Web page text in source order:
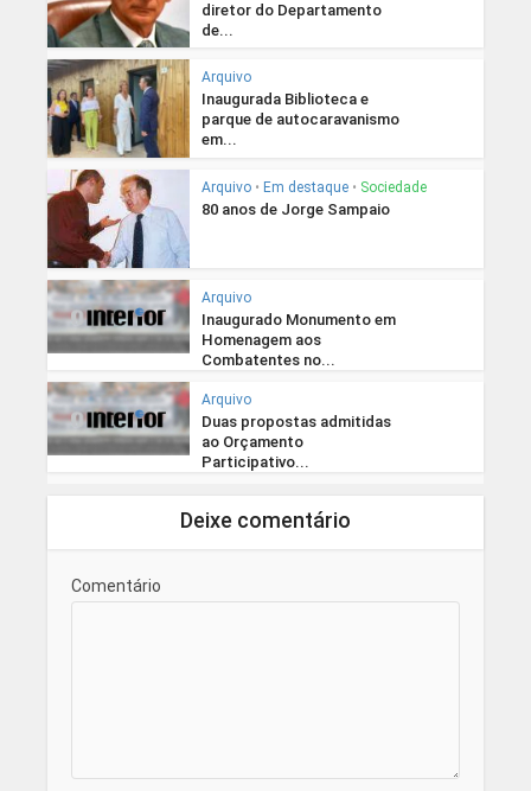
diretor do Departamento
de...
Arquivo
Inaugurada Biblioteca e
parque de autocaravanismo
em...
Arquivo • Em destaque • Sociedade
80 anos de Jorge Sampaio
Arquivo
Inaugurado Monumento em
Homenagem aos
Combatentes no...
Arquivo
Duas propostas admitidas
ao Orçamento
Participativo...
Deixe comentário
Comentário